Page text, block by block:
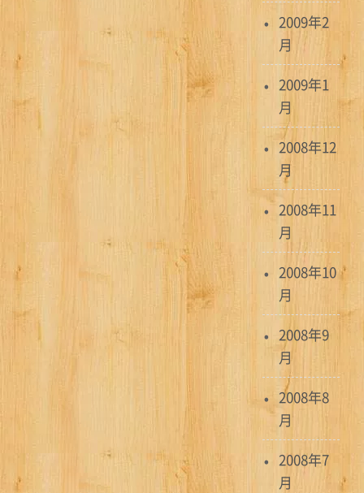
2009年2
月
2009年1
月
2008年12
月
2008年11
月
2008年10
月
2008年9
月
2008年8
月
2008年7
月